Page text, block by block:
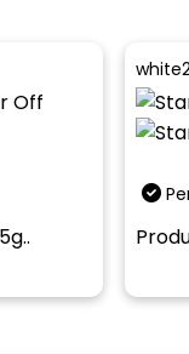
white